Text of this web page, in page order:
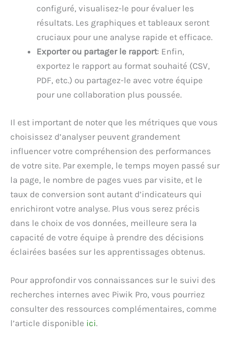
configuré, visualisez-le pour évaluer les
résultats. Les graphiques et tableaux seront
cruciaux pour une analyse rapide et efficace.
Exporter ou partager le rapport: Enfin,
exportez le rapport au format souhaité (CSV,
PDF, etc.) ou partagez-le avec votre équipe
pour une collaboration plus poussée.
Il est important de noter que les métriques que vous
choisissez d’analyser peuvent grandement
influencer votre compréhension des performances
de votre site. Par exemple, le temps moyen passé sur
la page, le nombre de pages vues par visite, et le
taux de conversion sont autant d’indicateurs qui
enrichiront votre analyse. Plus vous serez précis
dans le choix de vos données, meilleure sera la
capacité de votre équipe à prendre des décisions
éclairées basées sur les apprentissages obtenus.
Pour approfondir vos connaissances sur le suivi des
recherches internes avec Piwik Pro, vous pourriez
consulter des ressources complémentaires, comme
l’article disponible ici.